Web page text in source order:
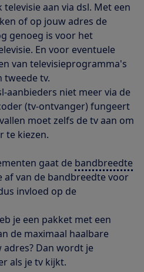
aan via dsl. Met een
of op jouw adres de
genoeg is voor het
En voor eventuele
van televisieprogramma's
tweede tv.
aanbieders niet meer via de
(tv-ontvanger) fungeert
moet zelfs de tv aan om
te kiezen.
gaat de bandbreedte
af van de bandbreedte voor
invloed op de
je een pakket met een
de maximaal haalbare
Dan wordt je
als je tv kijkt.